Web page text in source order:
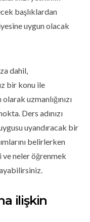
başlıklardan
uygun olacak
dahil,
bir konu ile
uzmanlığınızı
Ders adınızı
uyandıracak bir
belirlerken
neler öğrenmek
ilişkin